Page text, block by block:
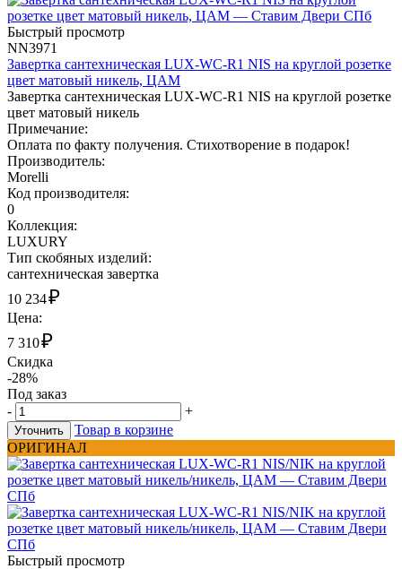
Быстрый просмотр
NN3971
Завертка сантехническая LUX-WC-R1 NIS на круглой розетке
цвет матовый никель, ЦАМ
Завертка сантехническая LUX-WC-R1 NIS на круглой розетке
цвет матовый никель
Примечание:
Оплата по факту получения. Стихотворение в подарок!
Производитель:
Morelli
Код производителя:
0
Коллекция:
LUXURY
Тип скобяных изделий:
сантехническая завертка
10 234₽
Цена:
7 310₽
Скидка
-28%
Под заказ
-
+
Уточнить
Товар в корзине
ОРИГИНАЛ
Быстрый просмотр